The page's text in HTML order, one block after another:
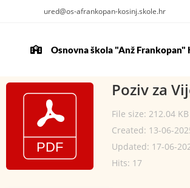
ured@os-afrankopan-kosinj.skole.hr
Osnovna škola "Anž Frankopan"
Poziv za
File size: 212.04 KB
Created: 13-06-
Updated: 17-06-
Hits: 17